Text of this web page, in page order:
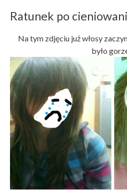
Ratunek po
Na tym zdjęciu już włosy
było